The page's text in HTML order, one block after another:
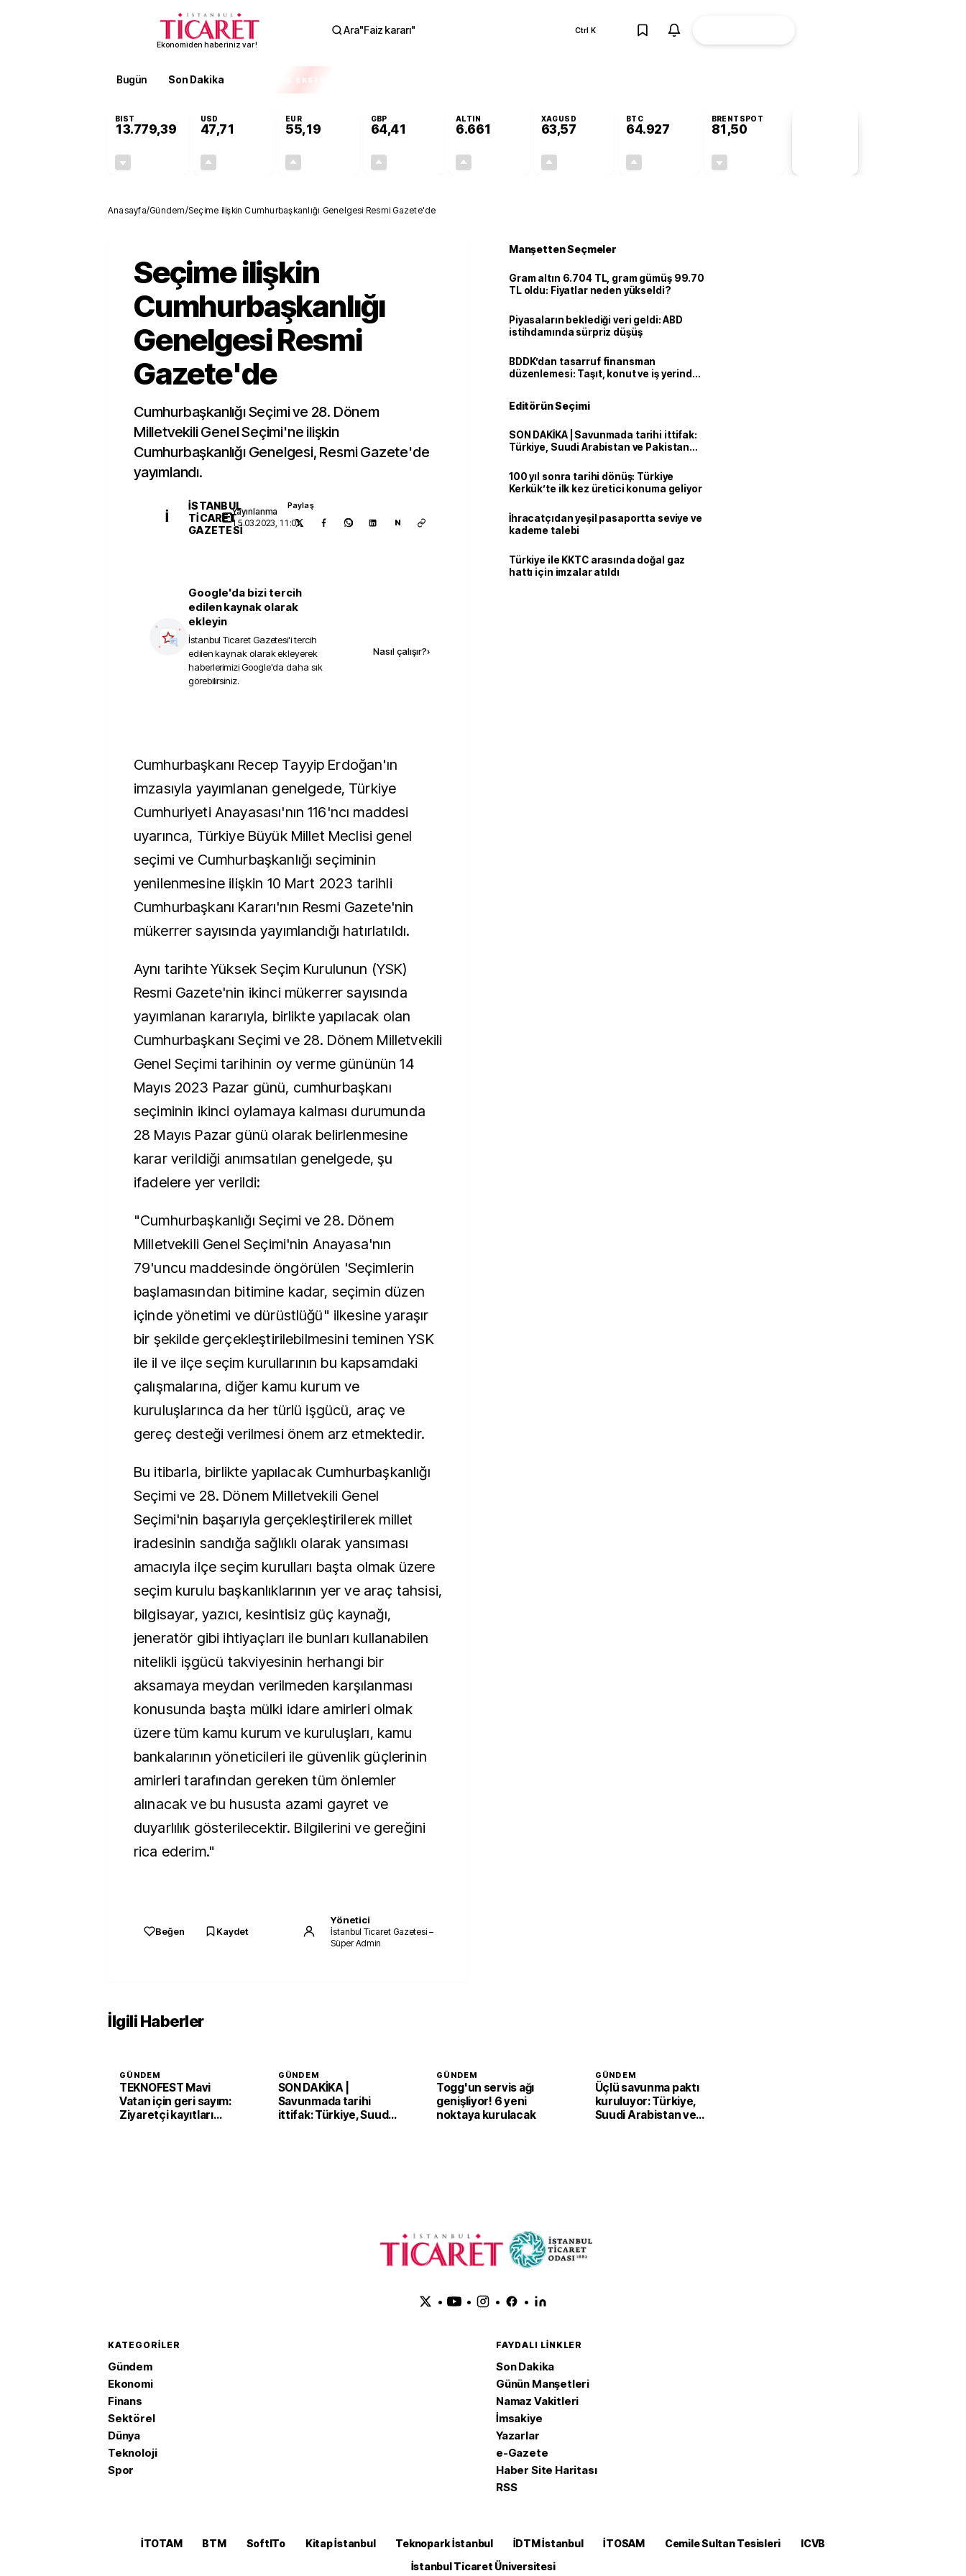
Ekonomiden haberiniz var!
Ara"Faiz kararı" Ctrl K
Bugün Son Dakika EKSTRA
BIST
13.779,39
USD
47,71
EUR
55,19
GBP
64,41
ALTIN
6.661
XAGUSD
63,57
BTC
64.927
BRENTSPOT
81,50
Anasayfa/Gündem/Seçime ilişkin Cumhurbaşkanlığı Genelgesi Resmi Gazete'de
Seçime ilişkin
Cumhurbaşkanlığı
Genelgesi Resmi
Gazete'de
Cumhurbaşkanlığı Seçimi ve 28. Dönem
Milletvekili Genel Seçimi'ne ilişkin
Cumhurbaşkanlığı Genelgesi, Resmi Gazete'de
yayımlandı.
İ
İSTANBUL
TICARET
GAZETESI
Yayınlanma
15.03.2023, 11:01
Paylaş
N
Google'da bizi tercih
edilen kaynak olarak
ekleyin
İstanbul Ticaret Gazetesi'i tercih
edilen kaynak olarak ekleyerek
haberlerimizi Google'da daha sık
görebilirsiniz.
Nasıl çalışır?›
Cumhurbaşkanı Recep Tayyip Erdoğan'ın
imzasıyla yayımlanan genelgede, Türkiye
Cumhuriyeti Anayasası'nın 116'ncı maddesi
uyarınca, Türkiye Büyük Millet Meclisi genel
seçimi ve Cumhurbaşkanlığı seçiminin
yenilenmesine ilişkin 10 Mart 2023 tarihli
Cumhurbaşkanı Kararı'nın Resmi Gazete'nin
mükerrer sayısında yayımlandığı hatırlatıldı.
Aynı tarihte Yüksek Seçim Kurulunun (YSK)
Resmi Gazete'nin ikinci mükerrer sayısında
yayımlanan kararıyla, birlikte yapılacak olan
Cumhurbaşkanı Seçimi ve 28. Dönem Milletvekili
Genel Seçimi tarihinin oy verme gününün 14
Mayıs 2023 Pazar günü, cumhurbaşkanı
seçiminin ikinci oylamaya kalması durumunda
28 Mayıs Pazar günü olarak belirlenmesine
karar verildiği anımsatılan genelgede, şu
ifadelere yer verildi:
"Cumhurbaşkanlığı Seçimi ve 28. Dönem
Milletvekili Genel Seçimi'nin Anayasa'nın
79'uncu maddesinde öngörülen 'Seçimlerin
başlamasından bitimine kadar, seçimin düzen
içinde yönetimi ve dürüstlüğü" ilkesine yaraşır
bir şekilde gerçekleştirilebilmesini teminen YSK
ile il ve ilçe seçim kurullarının bu kapsamdaki
çalışmalarına, diğer kamu kurum ve
kuruluşlarınca da her türlü işgücü, araç ve
gereç desteği verilmesi önem arz etmektedir.
Bu itibarla, birlikte yapılacak Cumhurbaşkanlığı
Seçimi ve 28. Dönem Milletvekili Genel
Seçimi'nin başarıyla gerçekleştirilerek millet
iradesinin sandığa sağlıklı olarak yansıması
amacıyla ilçe seçim kurulları başta olmak üzere
seçim kurulu başkanlıklarının yer ve araç tahsisi,
bilgisayar, yazıcı, kesintisiz güç kaynağı,
jeneratör gibi ihtiyaçları ile bunları kullanabilen
nitelikli işgücü takviyesinin herhangi bir
aksamaya meydan verilmeden karşılanması
konusunda başta mülki idare amirleri olmak
üzere tüm kamu kurum ve kuruluşları, kamu
bankalarının yöneticileri ile güvenlik güçlerinin
amirleri tarafından gereken tüm önlemler
alınacak ve bu hususta azami gayret ve
duyarlılık gösterilecektir. Bilgilerini ve gereğini
rica ederim."
Beğen Kaydet
Yönetici
İstanbul Ticaret Gazetesi –
Süper Admin
Manşetten Seçmeler
Gram altın 6.704 TL, gram gümüş 99.70
TL oldu: Fiyatlar neden yükseldi?
Piyasaların beklediği veri geldi: ABD
istihdamında sürpriz düşüş
BDDK’dan tasarruf finansman
düzenlemesi: Taşıt, konut ve iş yerinde
Editörün Seçimi
SON DAKİKA | Savunmada tarihi ittifak:
Türkiye, Suudi Arabistan ve Pakistan
100 yıl sonra tarihi dönüş: Türkiye
Kerkük’te ilk kez üretici konuma geliyor
İhracatçıdan yeşil pasaportta seviye ve
kademe talebi
Türkiye ile KKTC arasında doğal gaz
hattı için imzalar atıldı
İlgili Haberler
GÜNDEM
TEKNOFEST Mavi
Vatan için geri sayım:
Ziyaretçi kayıtları
GÜNDEM
SON DAKİKA |
Savunmada tarihi
ittifak: Türkiye, Suudi
GÜNDEM
Togg'un servis ağı
genişliyor! 6 yeni
noktaya kurulacak
GÜNDEM
Üçlü savunma paktı
kuruluyor: Türkiye,
Suudi Arabistan ve
• • • •
KATEGORILER
Gündem
Ekonomi
Finans
Sektörel
Dünya
Teknoloji
Spor
FAYDALI LINKLER
Son Dakika
Günün Manşetleri
Namaz Vakitleri
İmsakiye
Yazarlar
e-Gazete
Haber Site Haritası
RSS
İTOTAM BTM SoftITo Kitap İstanbul Teknopark İstanbul İDTM İstanbul İTOSAM Cemile Sultan Tesisleri
ICVB
İstanbul Ticaret Üniversitesi